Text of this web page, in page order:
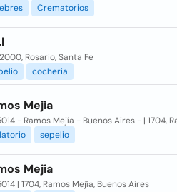
Crematorios
Rosario, Santa Fe
cocheria
Mejia
- Ramos Mejía - Buenos Aires - | 1704,
sepelio
Mejia
| 1704, Ramos Mejía, Buenos Aires